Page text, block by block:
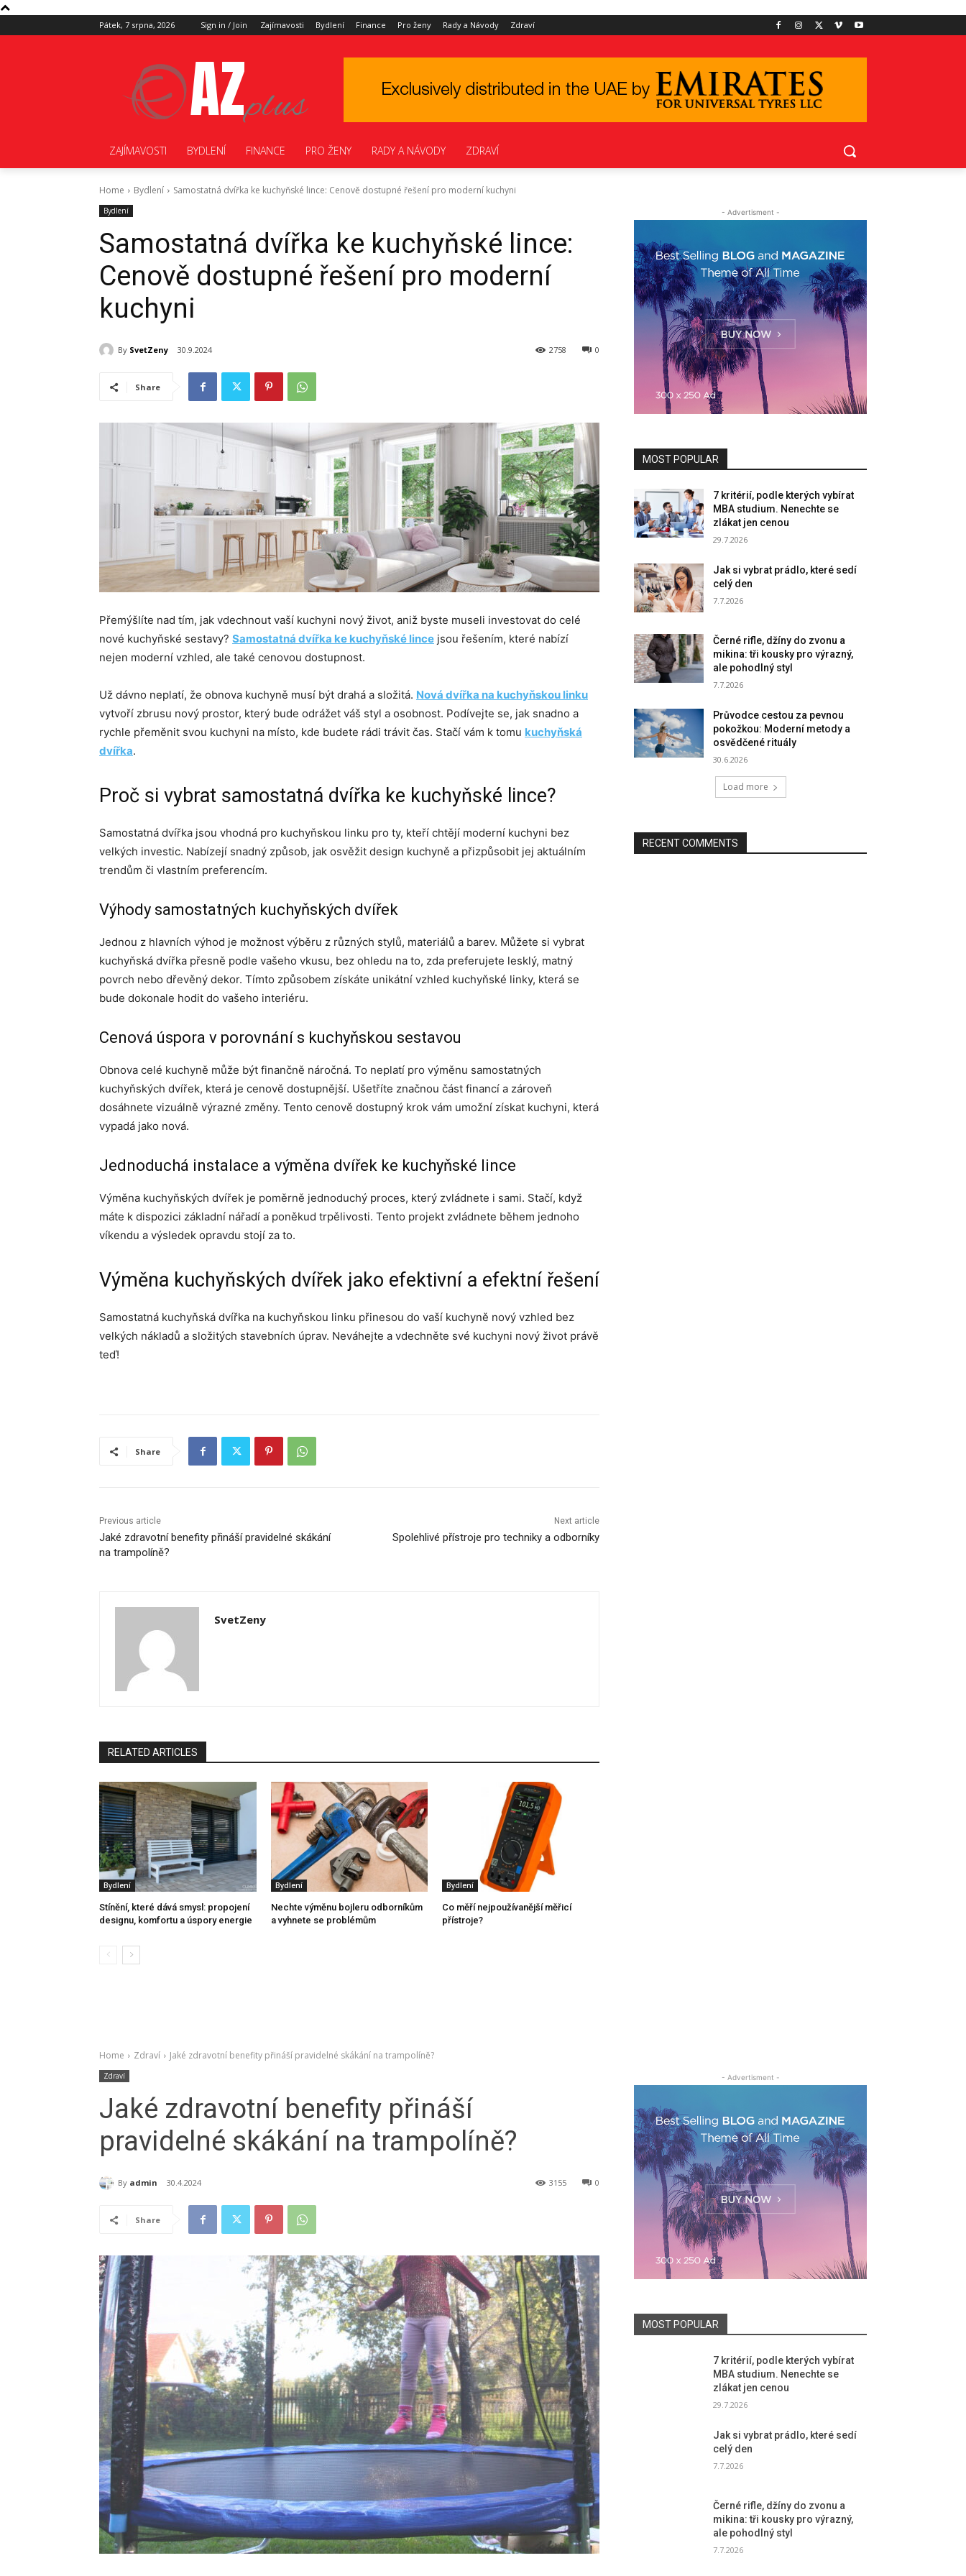
Pátek, 7 srpna, 2026 Sign in / Join Zajímavosti Bydlení Finance Pro ženy Rady a Návody Zdraví
AZplus
ZAJÍMAVOSTI BYDLENÍ FINANCE PRO ŽENY RADY A NÁVODY ZDRAVÍ
Home Bydlení Samostatná dvířka ke kuchyňské lince: Cenově dostupné řešení pro moderní kuchyni
Bydlení
Samostatná dvířka ke kuchyňské lince:
Cenově dostupné řešení pro moderní
kuchyni
By SvetZeny 30.9.2024 0
2758
Share
Přemýšlíte nad tím, jak vdechnout vaší kuchyni nový život, aniž byste museli investovat do celé
nové kuchyňské sestavy? Samostatná dvířka ke kuchyňské lince jsou řešením, které nabízí
nejen moderní vzhled, ale také cenovou dostupnost.
Už dávno neplatí, že obnova kuchyně musí být drahá a složitá. Nová dvířka na kuchyňskou linku
vytvoří zbrusu nový prostor, který bude odrážet váš styl a osobnost. Podívejte se, jak snadno a
rychle přeměnit svou kuchyni na místo, kde budete rádi trávit čas. Stačí vám k tomu kuchyňská
dvířka.
Proč si vybrat samostatná dvířka ke kuchyňské lince?
Samostatná dvířka jsou vhodná pro kuchyňskou linku pro ty, kteří chtějí moderní kuchyni bez
velkých investic. Nabízejí snadný způsob, jak osvěžit design kuchyně a přizpůsobit jej aktuálním
trendům či vlastním preferencím.
Výhody samostatných kuchyňských dvířek
Jednou z hlavních výhod je možnost výběru z různých stylů, materiálů a barev. Můžete si vybrat
kuchyňská dvířka přesně podle vašeho vkusu, bez ohledu na to, zda preferujete lesklý, matný
povrch nebo dřevěný dekor. Tímto způsobem získáte unikátní vzhled kuchyňské linky, která se
bude dokonale hodit do vašeho interiéru.
Cenová úspora v porovnání s kuchyňskou sestavou
Obnova celé kuchyně může být finančně náročná. To neplatí pro výměnu samostatných
kuchyňských dvířek, která je cenově dostupnější. Ušetříte značnou část financí a zároveň
dosáhnete vizuálně výrazné změny. Tento cenově dostupný krok vám umožní získat kuchyni, která
vypadá jako nová.
Jednoduchá instalace a výměna dvířek ke kuchyňské lince
Výměna kuchyňských dvířek je poměrně jednoduchý proces, který zvládnete i sami. Stačí, když
máte k dispozici základní nářadí a poněkud trpělivosti. Tento projekt zvládnete během jednoho
víkendu a výsledek opravdu stojí za to.
Výměna kuchyňských dvířek jako efektivní a efektní řešení
Samostatná kuchyňská dvířka na kuchyňskou linku přinesou do vaší kuchyně nový vzhled bez
velkých nákladů a složitých stavebních úprav. Neváhejte a vdechněte své kuchyni nový život právě
teď!
Share
Previous article
Jaké zdravotní benefity přináší pravidelné skákání
na trampolíně?
Next article
Spolehlivé přístroje pro techniky a odborníky
SvetZeny
RELATED ARTICLES
Bydlení
Stínění, které dává smysl: propojení
designu, komfortu a úspory energie
Bydlení
Nechte výměnu bojleru odborníkům
a vyhnete se problémům
Bydlení
Co měří nejpoužívanější měřicí
přístroje?
- Advertisment -
MOST POPULAR
7 kritérií, podle kterých vybírat
MBA studium. Nenechte se
zlákat jen cenou
29.7.2026
Jak si vybrat prádlo, které sedí
celý den
7.7.2026
Černé rifle, džíny do zvonu a
mikina: tři kousky pro výrazný,
ale pohodlný styl
7.7.2026
Průvodce cestou za pevnou
pokožkou: Moderní metody a
osvědčené rituály
30.6.2026
Load more
RECENT COMMENTS